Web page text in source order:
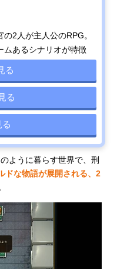
2人が主人公のRPG。
ムあるシナリオが特徴
る
る
ように暮らす世界で、刑
ドな物語が展開される、2